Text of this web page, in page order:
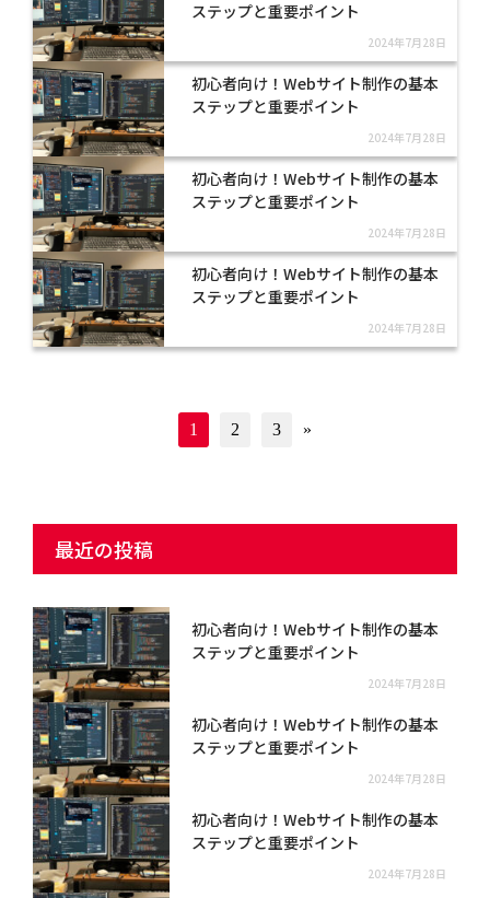
ステップと重要ポイント
2024年7月28日
初心者向け！Webサイト制作の基本
ステップと重要ポイント
2024年7月28日
初心者向け！Webサイト制作の基本
ステップと重要ポイント
2024年7月28日
初心者向け！Webサイト制作の基本
ステップと重要ポイント
2024年7月28日
1 2 3
次
ジ
»
最近の投稿
初心者向け！Webサイト制作の基本
ステップと重要ポイント
2024年7月28日
初心者向け！Webサイト制作の基本
ステップと重要ポイント
2024年7月28日
初心者向け！Webサイト制作の基本
ステップと重要ポイント
2024年7月28日